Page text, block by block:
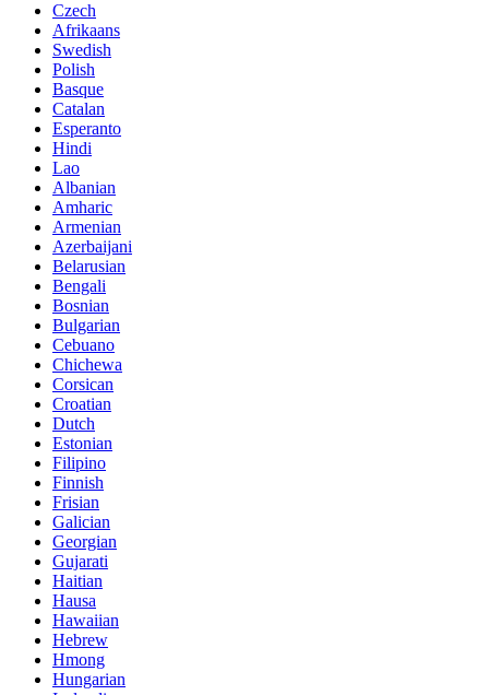
Czech
Afrikaans
Swedish
Polish
Basque
Catalan
Esperanto
Hindi
Lao
Albanian
Amharic
Armenian
Azerbaijani
Belarusian
Bengali
Bosnian
Bulgarian
Cebuano
Chichewa
Corsican
Croatian
Dutch
Estonian
Filipino
Finnish
Frisian
Galician
Georgian
Gujarati
Haitian
Hausa
Hawaiian
Hebrew
Hmong
Hungarian